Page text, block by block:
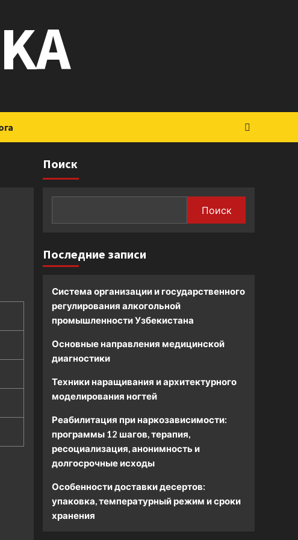
Поиск
Поиск
Последние записи
Система организации и государственного
регулирования алкогольной
промышленности Узбекистана
Основные направления медицинской
диагностики
Техники наращивания и архитектурного
моделирования ногтей
Реабилитация при наркозависимости:
программы 12 шагов, терапия,
ресоциализация, анонимность и
долгосрочные исходы
Особенности доставки десертов:
упаковка, температурный режим и сроки
хранения